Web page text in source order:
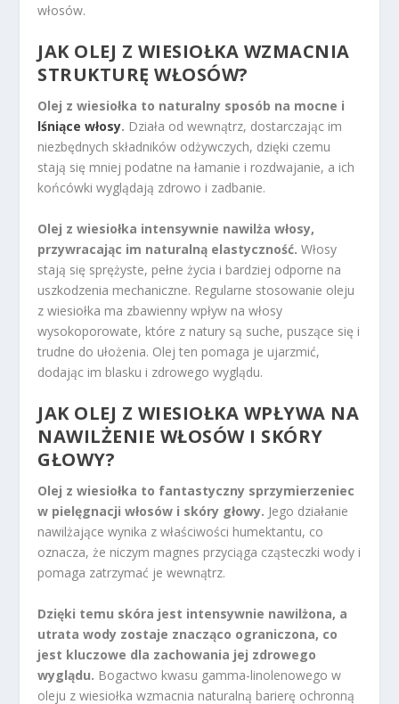
włosów.
JAK OLEJ Z WIESIOŁKA WZMACNIA
STRUKTURĘ WŁOSÓW?
Olej z wiesiołka to naturalny sposób na mocne i
lśniące włosy. Działa od wewnątrz, dostarczając im
niezbędnych składników odżywczych, dzięki czemu
stają się mniej podatne na łamanie i rozdwajanie, a ich
końcówki wyglądają zdrowo i zadbanie.
Olej z wiesiołka intensywnie nawilża włosy,
przywracając im naturalną elastyczność. Włosy
stają się sprężyste, pełne życia i bardziej odporne na
uszkodzenia mechaniczne. Regularne stosowanie oleju
z wiesiołka ma zbawienny wpływ na włosy
wysokoporowate, które z natury są suche, puszące się i
trudne do ułożenia. Olej ten pomaga je ujarzmić,
dodając im blasku i zdrowego wyglądu.
JAK OLEJ Z WIESIOŁKA WPŁYWA NA
NAWILŻENIE WŁOSÓW I SKÓRY
GŁOWY?
Olej z wiesiołka to fantastyczny sprzymierzeniec
w pielęgnacji włosów i skóry głowy. Jego działanie
nawilżające wynika z właściwości humektantu, co
oznacza, że niczym magnes przyciąga cząsteczki wody i
pomaga zatrzymać je wewnątrz.
Dzięki temu skóra jest intensywnie nawilżona, a
utrata wody zostaje znacząco ograniczona, co
jest kluczowe dla zachowania jej zdrowego
wyglądu. Bogactwo kwasu gamma-linolenowego w
oleju z wiesiołka wzmacnia naturalną barierę ochronną